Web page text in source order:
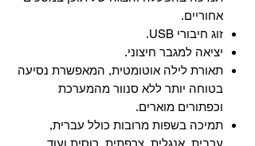
אחוריים.
זוג חיבורי USB.
יציאה למגבר חיצוני.
תאורת לילה אוטומטית, המאפשרת נסיעה
בטוחה יותר ללא סנוור מהמערכת
וכפתורים מוארים.
תמיכה בשפות מרובות כולל עברית,
ערבית, אנגלית, צרפתית, רוסית ועוד.